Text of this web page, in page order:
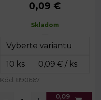
Priemer:0,09 €
Skladom
Kód: 890667
0,09